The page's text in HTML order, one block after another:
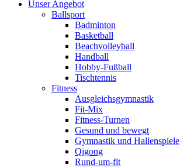
Unser Angebot
Ballsport
Badminton
Basketball
Beachvolleyball
Handball
Hobby-Fußball
Tischtennis
Fitness
Ausgleichsgymnastik
Fit-Mix
Fitness-Turnen
Gesund und bewegt
Gymnastik und Hallenspiele
Qigong
Rund-um-fit